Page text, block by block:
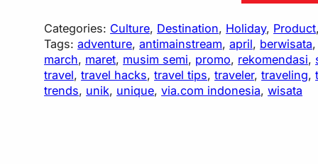
Categories: Culture, Destination, Holiday, Product
Tags:adventure, antimainstream, april, berwisata
march, maret, musim semi, promo, rekomendasi,
travel, travel hacks, travel tips, traveler, traveling,
trends, unik, unique, via.com indonesia, wisata